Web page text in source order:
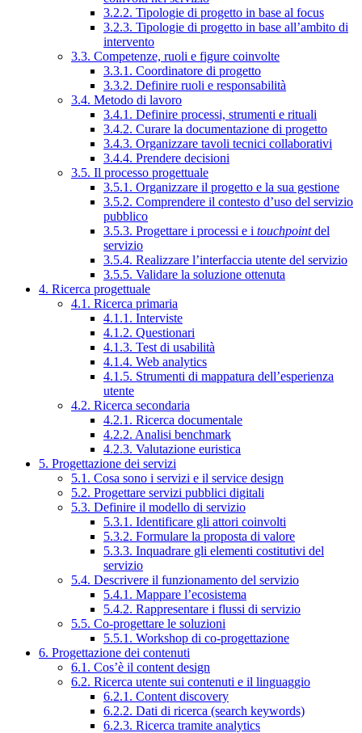
3.2.2. Tipologie di progetto in base al focus
3.2.3. Tipologie di progetto in base all’ambito di
intervento
3.3. Competenze, ruoli e figure coinvolte
3.3.1. Coordinatore di progetto
3.3.2. Definire ruoli e responsabilità
3.4. Metodo di lavoro
3.4.1. Definire processi, strumenti e rituali
3.4.2. Curare la documentazione di progetto
3.4.3. Organizzare tavoli tecnici collaborativi
3.4.4. Prendere decisioni
3.5. Il processo progettuale
3.5.1. Organizzare il progetto e la sua gestione
3.5.2. Comprendere il contesto d’uso del servizio
pubblico
3.5.3. Progettare i processi e i touchpointdel
servizio
3.5.4. Realizzare l’interfaccia utente del servizio
3.5.5. Validare la soluzione ottenuta
4. Ricerca progettuale
4.1. Ricerca primaria
4.1.1. Interviste
4.1.2. Questionari
4.1.3. Test di usabilità
4.1.4. Web analytics
4.1.5. Strumenti di mappatura dell’esperienza
utente
4.2. Ricerca secondaria
4.2.1. Ricerca documentale
4.2.2. Analisi benchmark
4.2.3. Valutazione euristica
5. Progettazione dei servizi
5.1. Cosa sono i servizi e il service design
5.2. Progettare servizi pubblici digitali
5.3. Definire il modello di servizio
5.3.1. Identificare gli attori coinvolti
5.3.2. Formulare la proposta di valore
5.3.3. Inquadrare gli elementi costitutivi del
servizio
5.4. Descrivere il funzionamento del servizio
5.4.1. Mappare l’ecosistema
5.4.2. Rappresentare i flussi di servizio
5.5. Co-progettare le soluzioni
5.5.1. Workshop di co-progettazione
6. Progettazione dei contenuti
6.1. Cos’è il content design
6.2. Ricerca utente sui contenuti e il linguaggio
6.2.1. Content discovery
6.2.2. Dati di ricerca (search keywords)
6.2.3. Ricerca tramite analytics